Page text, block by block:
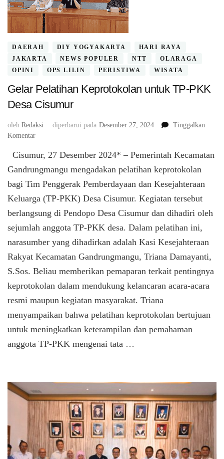
DAERAH DIY YOGYAKARTA
HARI RAYA
JAKARTA
NEWS POPULER NTT
OLARAGA
OPINI
OPS LILIN PERISTIWA WISATA
Gelar Pelatihan Keprotokolan untuk TP-PKK
Desa Cisumur
oleh Redaksi diperbarui pada Desember 27, 2024
Tinggalkan
Komentarpada
Pelatihan
Keprotokolan
TP-
PKK
Cisumur
Cisumur, 27 Desember 2024* – Pemerintah Kecamatan
Gandrungmangu mengadakan pelatihan keprotokolan
bagi Tim Penggerak Pemberdayaan dan Kesejahteraan
Keluarga (TP-PKK) Desa Cisumur. Kegiatan tersebut
berlangsung di Pendopo Desa Cisumur dan dihadiri oleh
sejumlah anggota TP-PKK desa. Dalam pelatihan ini,
narasumber yang dihadirkan adalah Kasi Kesejahteraan
Rakyat Kecamatan Gandrungmangu, Triana Damayanti,
S.Sos. Beliau memberikan pemaparan terkait pentingnya
keprotokolan dalam mendukung kelancaran acara-acara
resmi maupun kegiatan masyarakat. Triana
menyampaikan bahwa pelatihan keprotokolan bertujuan
untuk meningkatkan keterampilan dan pemahaman
anggota TP-PKK mengenai tata …